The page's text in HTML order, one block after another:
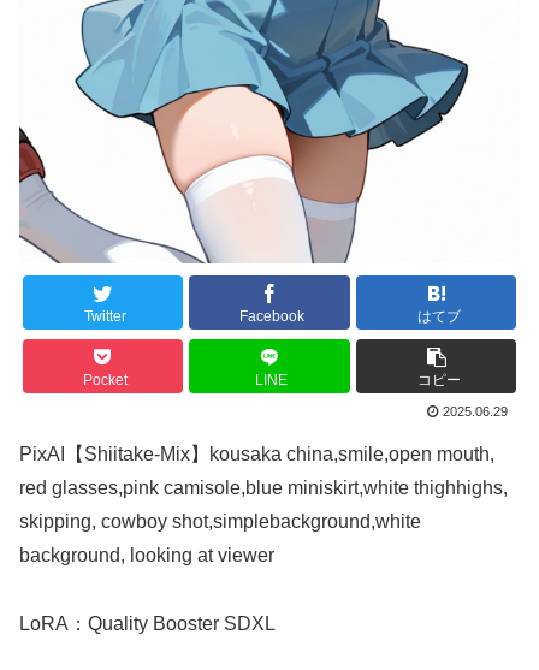
Twitter Facebook はてブ
Pocket LINE コピー
2025.06.29
PixAI【Shiitake-Mix】kousaka china,smile,open mouth,
red glasses,pink camisole,blue miniskirt,white thighhighs,
skipping, cowboy shot,simplebackground,white
background, looking at viewer
LoRA：Quality Booster SDXL